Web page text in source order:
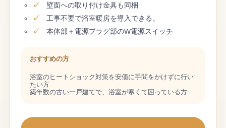
壁面への取り付け金具も同梱
工事不要で浴室暖房を導入できる。
本体部＋電源プラグ部のW電源スイッチ
おすすめの方
浴室のヒートショック対策を安価に手間をかけずに行い
たい方
築年数の古い一戸建てで、浴室が寒くて困っている方